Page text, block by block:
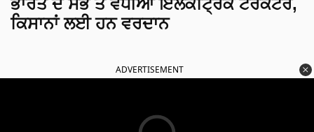
ਭਾਰਤ ਦੇ ਸਭ ਤੋਂ ਵਧੀਆ ਇਲੈਕਟ੍ਰਿਕ ਟਰੈਕਟਰ,
ਕਿਸਾਨਾਂ ਲਈ ਹਨ ਵਰਦਾਨ